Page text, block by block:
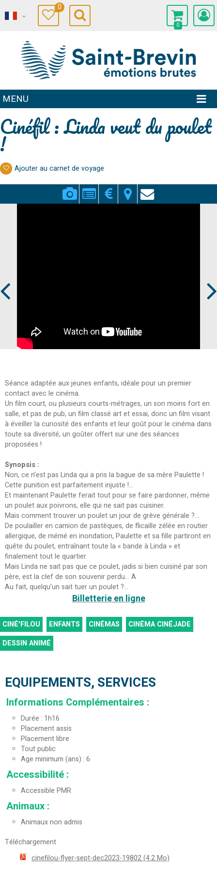
0
0
MENU
Cinéfil : Linda veut du poulet
!
Ajouter au carnet de voyage
Séance adaptée aux jeunes enfants, idéale pour un premier
contact avec le cinéma.
Un film court, ou plusieurs courts-métrages, un son moins fort en
salle, et pas de pub, un film classé art et essai, donc un film visant
à éveiller la curiosité des enfants et leur goût pour le cinéma dans
toute sa diversité, un goûter offert sur une des séances
proposées !
Synopsis :
Non, ce n’est pas Linda qui a pris la bague de sa mère Paulette !
Cette punition est parfaitement injuste !…
Et maintenant Paulette ferait tout pour se faire pardonner, même
un poulet aux poivrons, elle qui ne sait pas cuisiner.
Mais comment trouver un poulet un jour de grève générale ?…
De poulailler en camion de pastèques, de flicaille zélée en routier
allergique, de mémé en inondation, Paulette et sa fille partiront en
quête du poulet, entraînant toute la « bande à Linda » et
finalement tout le quartier.
Mais Linda ne sait pas que ce poulet, jadis si bien cuisiné par son
père, est la clef de son souvenir perdu… A
Au fait, quelqu’un sait tuer un poulet ?…
Billetterie en ligne
CINÉ'FILOU ENFANTS CINÉMAS
CINÉMA CINÉJADE
DESSIN ANIMÉ
EQUIPEMENTS, SERVICES
Informations Complémentaires :
Durée 1h16
Placement assis
Placement libre
Tout public
Age minimum (ans) 6
Accessibilité :
Accessible PMR
Animaux :
Animaux non admis
Téléchargement
cinefilou-flyer-sept-dec2023-19802(4.2 Mo)